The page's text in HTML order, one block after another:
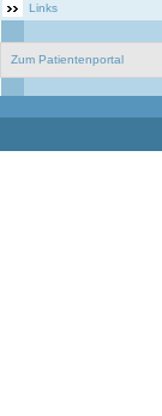
Links
Zum Patientenportal